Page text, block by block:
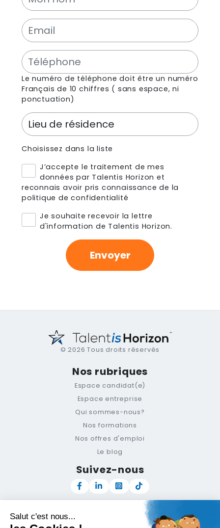
Le numéro de téléphone doit être un numéro
Français de 10 chiffres ( sans espace, ni
ponctuation)
Choisissez dans la liste
J’accepte le traitement de mes
données par Talentis Horizon et
reconnais avoir pris connaissance de la
politique de confidentialité
Je souhaite recevoir la lettre
d'information de Talentis Horizon.
Envoyer
© 2026 Tous droits réservés
Nos rubriques
Espace candidat(e)
Espace entreprise
Qui sommes-nous?
Nos formations
Nos offres d'emploi
Le blog
Suivez-nous
Newsletter